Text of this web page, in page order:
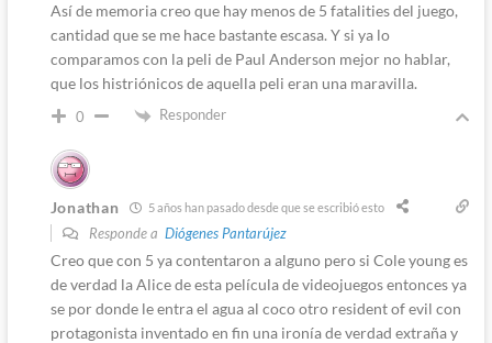
Así de memoria creo que hay menos de 5 fatalities del juego,
cantidad que se me hace bastante escasa. Y si ya lo
comparamos con la peli de Paul Anderson mejor no hablar,
que los histriónicos de aquella peli eran una maravilla.
0 Responder
Jonathan 5 años han pasado desde que se escribió esto
Responde a Diógenes Pantarújez
Creo que con 5 ya contentaron a alguno pero si Cole young es
de verdad la Alice de esta película de videojuegos entonces ya
se por donde le entra el agua al coco otro resident of evil con
protagonista inventado en fin una ironía de verdad extraña y